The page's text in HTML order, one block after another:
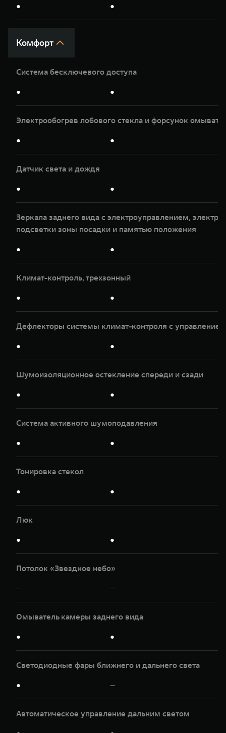
● ●
Комфорт
Система бесключевого доступа
● ●
Электрообогрев лобового стекла и форсунок
● ●
Датчик света и дождя
● ●
Зеркала заднего вида с электроуправлением,
подсветки зоны посадки и памятью положения
● ●
Климат-контроль, трeхзонный
● ●
Дефлекторы системы климат-контроля с
● ●
Шумоизоляционное остекление спереди и сзади
● ●
Система активного шумоподавления
● ●
Тонировка стекол
● ●
Люк
● ●
Потолок «Звездное небо»
— —
Омыватель камеры заднего вида
● ●
Светодиодные фары ближнего и дальнего света
● —
Автоматическое управление дальним светом